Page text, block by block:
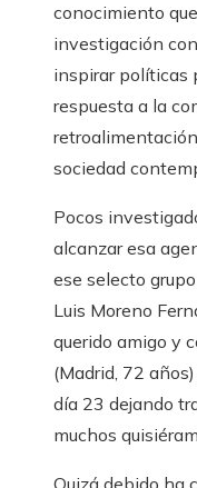
conocimiento
investigación
inspirar políticas
respuesta a la
sociedad
Pocos
alcanzar esa
ese selecto
Luis Moreno
querido amigo y
(Madrid, 72
día 23 dejando
muchos